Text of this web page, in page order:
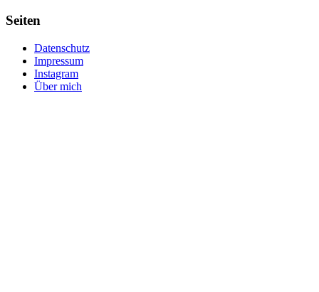
Seiten
Datenschutz
Impressum
Instagram
Über mich